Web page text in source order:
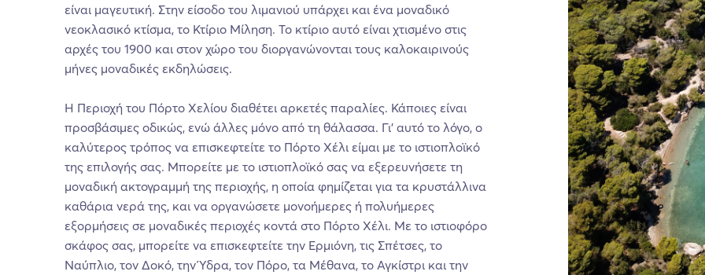
είναι μαγευτική. Στην είσοδο του λιμανιού υπάρχει και ένα μοναδικό
νεοκλασικό κτίσμα, το Κτίριο Μίληση. Το κτίριο αυτό είναι χτισμένο στις
αρχές του 1900 και στον χώρο του διοργανώνονται τους καλοκαιρινούς
μήνες μοναδικές εκδηλώσεις.
Η Περιοχή του Πόρτο Χελίου διαθέτει αρκετές παραλίες. Κάποιες είναι
προσβάσιμες οδικώς, ενώ άλλες μόνο από τη θάλασσα. Γι’ αυτό το λόγο, ο
καλύτερος τρόπος να επισκεφτείτε το Πόρτο Χέλι είμαι με το ιστιοπλοϊκό
της επιλογής σας. Μπορείτε με το ιστιοπλοϊκό σας να εξερευνήσετε τη
μοναδική ακτογραμμή της περιοχής, η οποία φημίζεται για τα κρυστάλλινα
καθάρια νερά της, και να οργανώσετε μονοήμερες ή πολυήμερες
εξορμήσεις σε μοναδικές περιοχές κοντά στο Πόρτο Χέλι. Με το ιστιοφόρο
σκάφος σας, μπορείτε να επισκεφτείτε την Ερμιόνη, τις Σπέτσες, το
Ναύπλιο, τον Δοκό, την Ύδρα, τον Πόρο, τα Μέθανα, το Αγκίστρι και την